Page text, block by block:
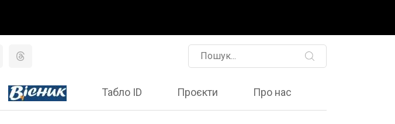
Табло ID Проєкти Про нас